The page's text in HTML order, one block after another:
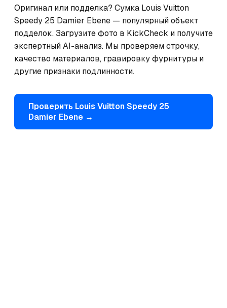
Оригинал или подделка? Сумка Louis Vuitton
Speedy 25 Damier Ebene — популярный объект
подделок. Загрузите фото в KickCheck и получите
экспертный AI-анализ. Мы проверяем строчку,
качество материалов, гравировку фурнитуры и
другие признаки подлинности.
Проверить Louis VuittonSpeedy 25
Damier Ebene →